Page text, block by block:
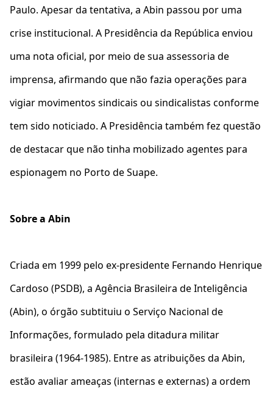
Paulo. Apesar da tentativa, a Abin passou por uma
crise institucional. A Presidência da República enviou
uma nota oficial, por meio de sua assessoria de
imprensa, afirmando que não fazia operações para
vigiar movimentos sindicais ou sindicalistas conforme
tem sido noticiado. A Presidência também fez questão
de destacar que não tinha mobilizado agentes para
espionagem no Porto de Suape.
Sobre a Abin
Criada em 1999 pelo ex-presidente Fernando Henrique
Cardoso (PSDB), a Agência Brasileira de Inteligência
(Abin), o órgão subtituiu o Serviço Nacional de
Informações, formulado pela ditadura militar
brasileira (1964-1985). Entre as atribuições da Abin,
estão avaliar ameaças (internas e externas) a ordem